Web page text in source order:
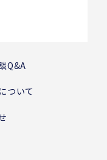
Q&A
ついて